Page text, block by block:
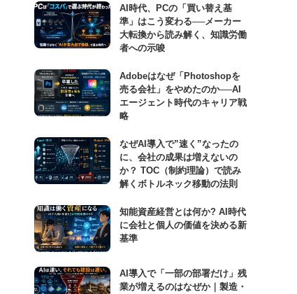
AI時代、PCの「買い替え基
準」はこう変わる──メーカー
大転換から読み解く、知識労働
者への示唆
Adobeはなぜ「Photoshopを
売る会社」をやめたのか──AI
エージェント時代のキャリア戦
略
なぜAI導入で”速く”なったの
に、会社の成果は増えないの
か？ TOC（制約理論）で読み
解くボトルネック移動の法則
知能資産経営とは何か? AI時代
に会社と個人の価値を決める新
基準
AI導入で「一部の部署だけ」残
業が増えるのはなぜか｜製造・